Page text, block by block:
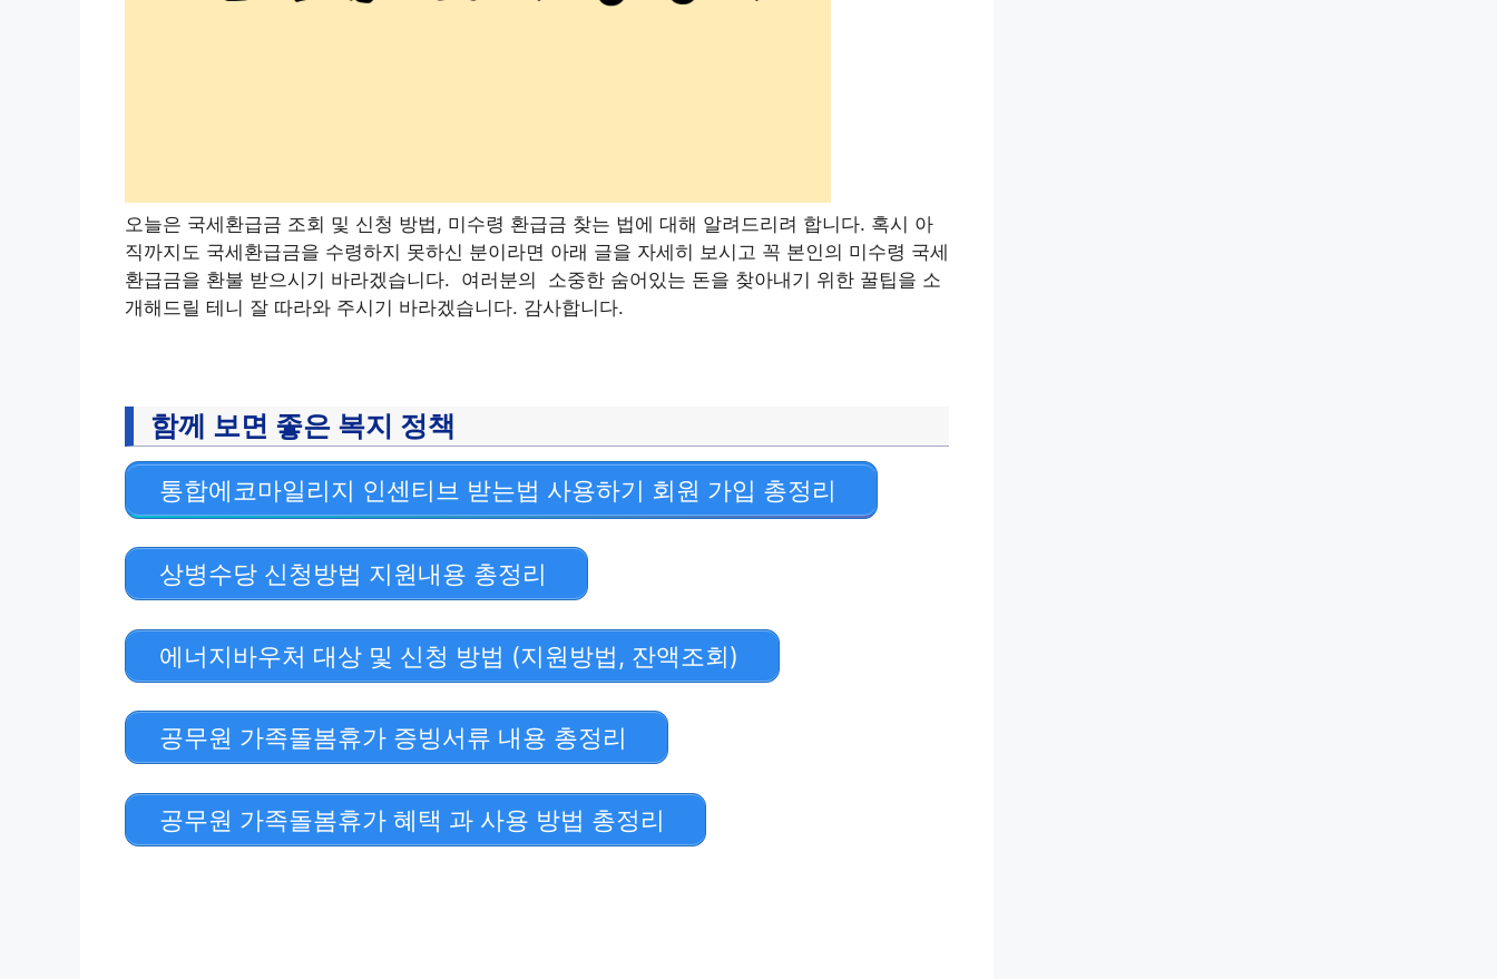
오늘은 국세환급금 조회 및 신청 방법, 미수령 환급금 찾는 법에 대해 알려드리려 합니다. 혹시 아
직까지도 국세환급금을 수령하지 못하신 분이라면 아래 글을 자세히 보시고 꼭 본인의 미수령 국세
환급금을 환불 받으시기 바라겠습니다. 여러분의 소중한 숨어있는 돈을 찾아내기 위한 꿀팁을 소
개해드릴 테니 잘 따라와 주시기 바라겠습니다. 감사합니다.
함께 보면 좋은 복지 정책
통합에코마일리지 인센티브 받는법 사용하기 회원 가입 총정리
상병수당 신청방법 지원내용 총정리
에너지바우처 대상 및 신청 방법 (지원방법, 잔액조회)
공무원 가족돌봄휴가 증빙서류 내용 총정리
공무원 가족돌봄휴가 혜택 과 사용 방법 총정리